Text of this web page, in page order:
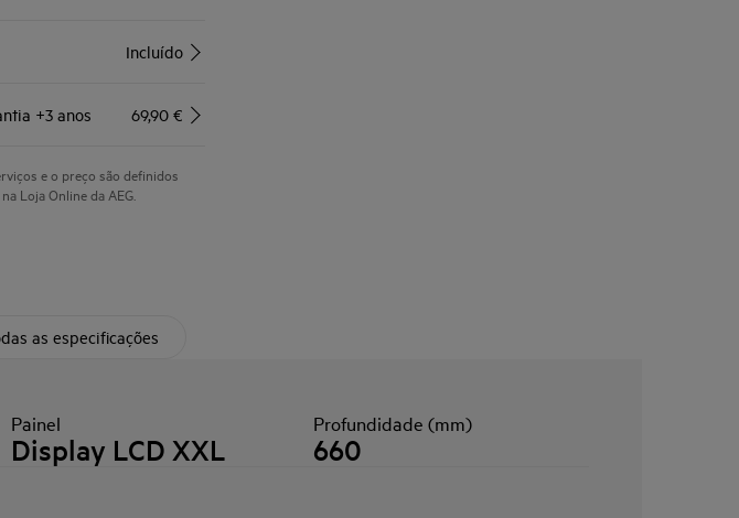
Incluído
+3 anos 69,90 €
e o preço são definidos
Loja Online da AEG.
as especificações
Painel
Display LCD XXL
Profundidade (mm)
660